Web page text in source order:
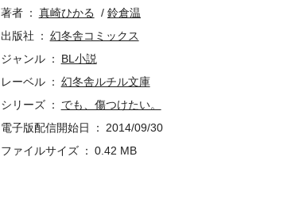
著者 真崎ひかる
鈴倉温
出版社
幻冬舎コミックス
ジャンル
BL小説
レーベル
幻冬舎ルチル文庫
シリーズ
でも、傷つけたい。
電子版配信開始日
2014/09/30
ファイルサイズ
0.42 MB